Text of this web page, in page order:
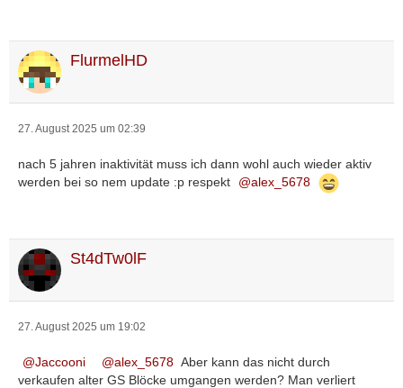
FlurmelHD
27. August 2025 um 02:39
nach 5 jahren inaktivität muss ich dann wohl auch wieder aktiv
werden bei so nem update :p respekt
alex_5678
St4dTw0lF
27. August 2025 um 19:02
Jaccooni alex_5678 Aber kann das nicht durch
verkaufen alter GS Blöcke umgangen werden? Man verliert